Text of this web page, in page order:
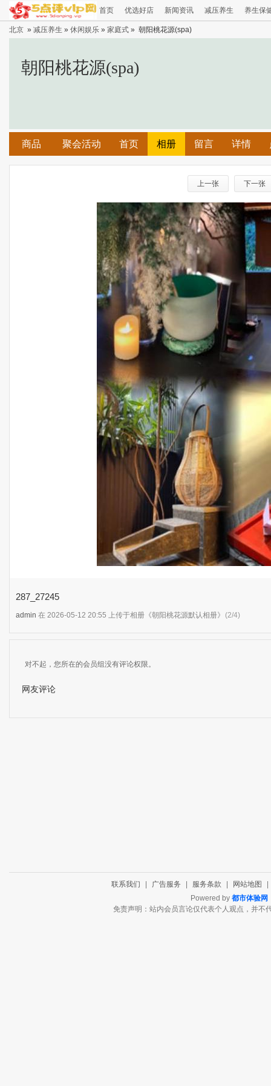
首页 优选好店 新闻资讯 减压养生 养生保
北京 » 减压养生 » 休闲娱乐 » 家庭式 » 朝阳桃花源(spa)
朝阳桃花源(spa)
商品 聚会活动 首页 相册 留言 详情
上一张 下一张
287_27245
admin 在 2026-05-12 20:55 上传于相册《朝阳桃花源默认相册》 (2/4)
对不起，您所在的会员组没有评论权限。
网友评论
联系我们 广告服务 服务条款 网站地图
Powered by 都市体验网
免责声明：站内会员言论仅代表个人观点，并不